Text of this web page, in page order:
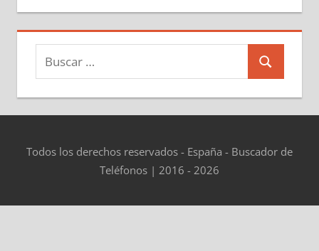
Buscar:
Buscar
Todos los derechos reservados - España - Buscador de
Teléfonos | 2016 - 2026